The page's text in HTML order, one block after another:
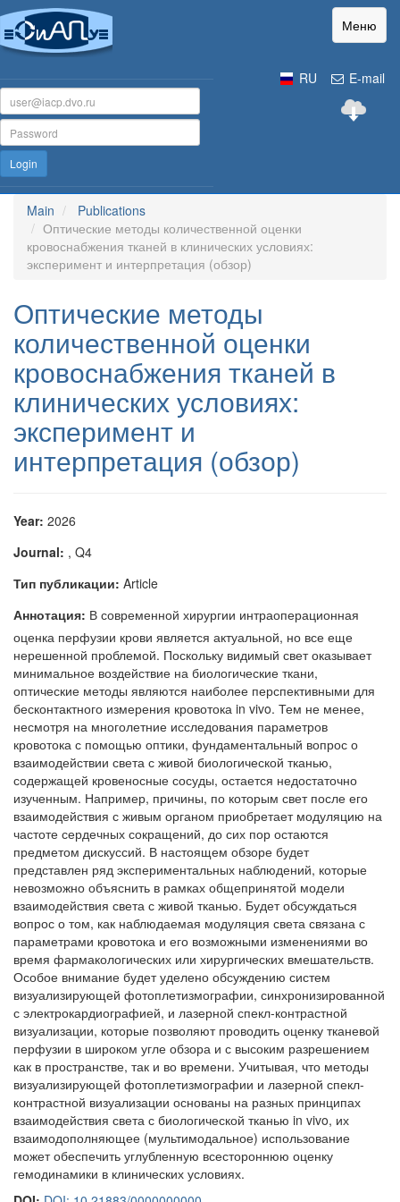
Меню
E-mail
RU
Login
Main
Publications
Оптические методы количественной оценки
кровоснабжения тканей в клинических условиях:
эксперимент и интерпретация (обзор)
Оптические методы
количественной оценки
кровоснабжения тканей в
клинических условиях:
эксперимент и
интерпретация (обзор)
Year: 2026
Journal: , Q4
Тип публикации: Article
Аннотация: В современной хирургии интраоперационная
оценка перфузии крови является актуальной, но все еще
нерешенной проблемой. Поскольку видимый свет оказывает
минимальное воздействие на биологические ткани,
оптические методы являются наиболее перспективными для
бесконтактного измерения кровотока in vivo. Тем не менее,
несмотря на многолетние исследования параметров
кровотока с помощью оптики, фундаментальный вопрос о
взаимодействии света с живой биологической тканью,
содержащей кровеносные сосуды, остается недостаточно
изученным. Например, причины, по которым свет после его
взаимодействия с живым органом приобретает модуляцию на
частоте сердечных сокращений, до сих пор остаются
предметом дискуссий. В настоящем обзоре будет
представлен ряд экспериментальных наблюдений, которые
невозможно объяснить в рамках общепринятой модели
взаимодействия света с живой тканью. Будет обсуждаться
вопрос о том, как наблюдаемая модуляция света связана с
параметрами кровотока и его возможными изменениями во
время фармакологических или хирургических вмешательств.
Особое внимание будет уделено обсуждению систем
визуализирующей фотоплетизмографии, синхронизированной
с электрокардиографией, и лазерной спекл-контрастной
визуализации, которые позволяют проводить оценку тканевой
перфузии в широком угле обзора и с высоким разрешением
как в пространстве, так и во времени. Учитывая, что методы
визуализирующей фотоплетизмографии и лазерной спекл-
контрастной визуализации основаны на разных принципах
взаимодействия света с биологической тканью in vivo, их
взаимодополняющее (мультимодальное) использование
может обеспечить углубленную всестороннюю оценку
гемодинамики в клинических условиях.